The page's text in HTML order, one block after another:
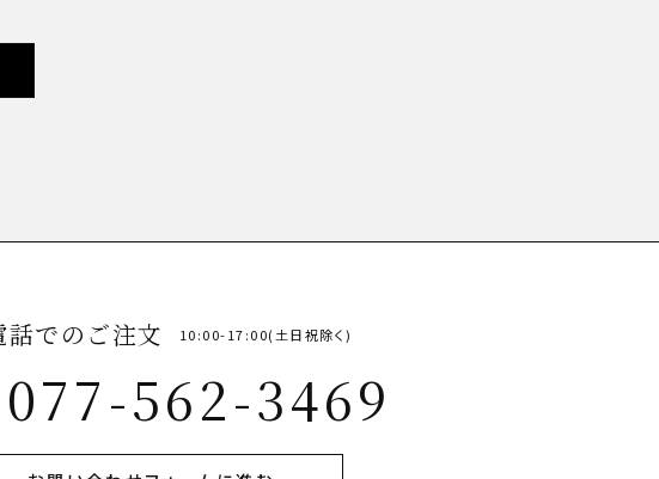
話でのご注文
077-562-3469
10:00-17:00(土日祝除く)